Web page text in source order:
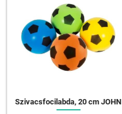
Szivacsfocilabda, 20 cm JOHN